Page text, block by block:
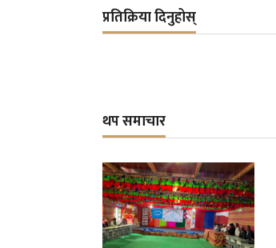
प्रतिक्रिया दिनुहोस्
थप समाचार